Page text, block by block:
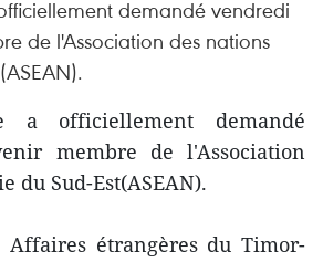
demandé vendredi
de l'Association des nations
a officiellement demandé
membre de l'Association
du Sud-Est(ASEAN).
étrangères du Timor-